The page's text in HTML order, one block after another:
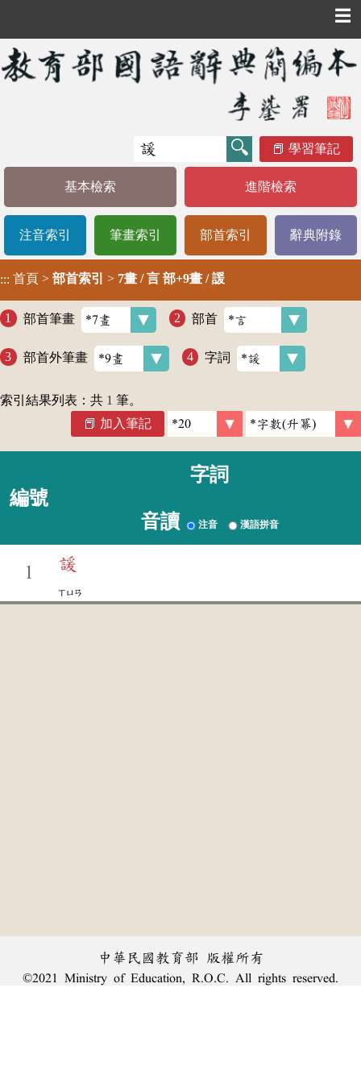
☰
學習筆記
基本檢索 進階檢索
注音索引 筆畫索引 部首索引 辭典附錄
::: 首頁 > 部首索引 > 7畫 / 言 部+9畫 / 諼
部首筆畫 部首
部首外筆畫 字詞
索引結果列表：共 1 筆。
加入筆記
編號
字詞
音讀 注音 漢語拼音
1 諼
ㄒㄩㄢ
中華民國教育部 版權所有
©2021 Ministry of Education, R.O.C. All rights reserved.